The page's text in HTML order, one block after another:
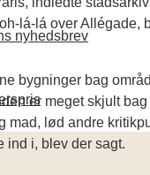
nyhedsbrev
lá-lá over
bygninger bag
er meget skjult
lød andre
ind i, blev der sagt.